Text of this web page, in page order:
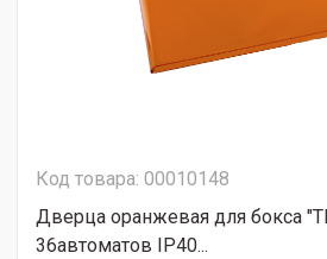
Код товара: 00010148
Дверца оранжевая для бокса
36автоматов IP40...